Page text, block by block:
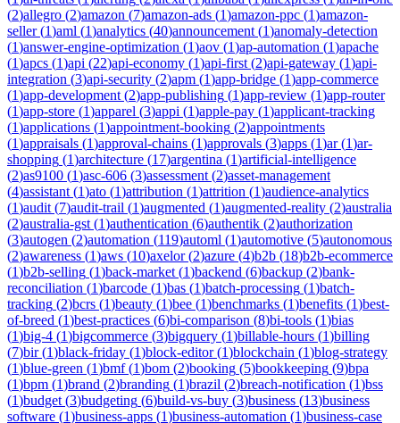
(2)allegro (2)amazon (7)amazon-ads (1)amazon-ppc (1)amazon-
seller(1)aml (1)analytics (40)announcement (1)anomaly-detection
(1)answer-engine-optimization (1)aov (1)ap-automation (1)apache
(1)apcs (1)api (22)api-economy (1)api-first (2)api-gateway (1)api-
integration (3)api-security (2)apm (1)app-bridge (1)app-commerce
(1)app-development (2)app-publishing (1)app-review (1)app-router
(1)app-store (1)apparel (3)appi (1)apple-pay (1)applicant-tracking
(1)applications (1)appointment-booking (2)appointments
(1)appraisals (1)approval-chains (1)approvals (3)apps (1)ar(1)ar-
shopping (1)architecture (17)argentina (1)artificial-intelligence
(2)as9100 (1)asc-606 (3)assessment (2)asset-management
(4)assistant (1)ato (1)attribution (1)attrition (1)audience-analytics
(1)audit (7)audit-trail (1)augmented (1)augmented-reality (2)australia
(2)australia-gst (1)authentication (6)authentik (2)authorization
(3)autogen (2)automation (119)automl (1)automotive (5)autonomous
(2)awareness (1)aws (10)axelor(2)azure (4)b2b (18)b2b-ecommerce
(1)b2b-selling (1)back-market (1)backend (6)backup (2)bank-
reconciliation (1)barcode (1)bas (1)batch-processing (1)batch-
tracking (2)bcrs (1)beauty (1)bee (1)benchmarks (1)benefits (1)best-
of-breed (1)best-practices (6)bi-comparison (8)bi-tools (1)bias
(1)big-4 (1)bigcommerce (3)bigquery (1)billable-hours (1)billing
(7)bir(1)black-friday (1)block-editor(1)blockchain (1)blog-strategy
(1)blue-green (1)bmf(1)bom (2)booking (5)bookkeeping (9)bpa
(1)bpm (1)brand (2)branding (1)brazil (2)breach-notification (1)bss
(1)budget (3)budgeting (6)build-vs-buy (3)business (13)business
software (1)business-apps (1)business-automation (1)business-case